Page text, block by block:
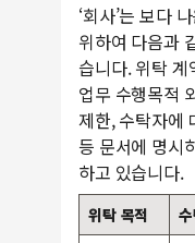
‘회사’는 보다
위하여 다음과
습니다. 위탁
업무 수행목적
제한, 수탁자에
등 문서에 명시
하고 있습니다.
위탁 목적